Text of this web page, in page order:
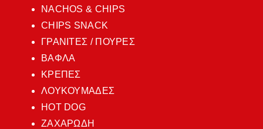
NACHOS & CHIPS
CHIPS SNACK
ΓΡΑΝΙΤΕΣ / ΠΟΥΡΕΣ
ΒΑΦΛΑ
ΚΡΕΠΕΣ
ΛΟΥΚΟΥΜΑΔΕΣ
HOT DOG
ΖΑΧΑΡΩΔΗ